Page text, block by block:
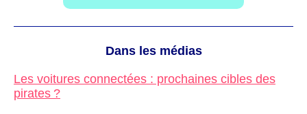
Dans les médias
Les voitures connectées : prochaines cibles des
pirates ?